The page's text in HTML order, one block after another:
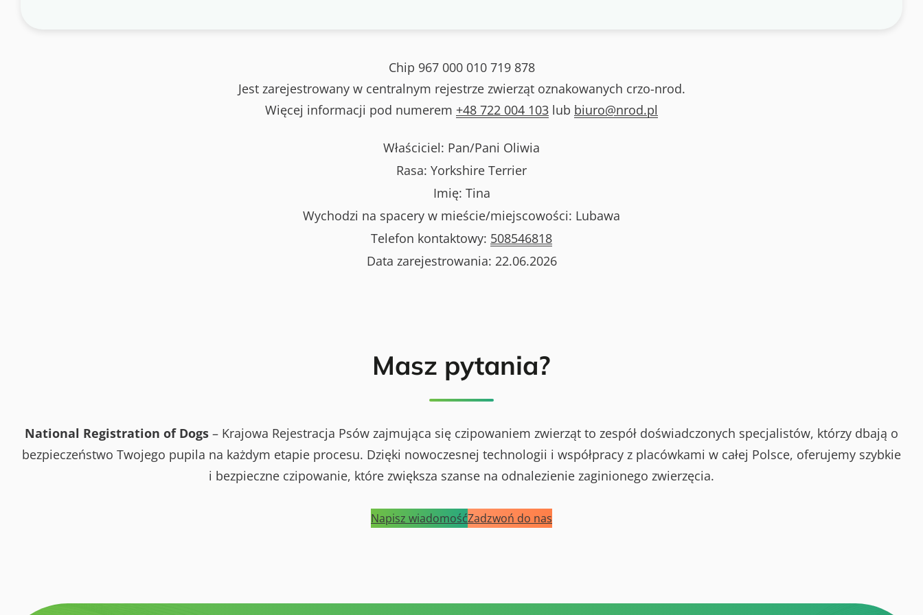
Chip 967 000 010 719 878
Jest zarejestrowany w centralnym rejestrze zwierząt oznakowanych crzo-nrod.
Więcej informacji pod numerem +48 722 004 103 lub biuro@nrod.pl
Właściciel: Pan/Pani Oliwia
Rasa: Yorkshire Terrier
Imię: Tina
Wychodzi na spacery w mieście/miejscowości: Lubawa
Telefon kontaktowy: 508546818
Data zarejestrowania: 22.06.2026
Masz pytania?
National Registration of Dogs – Krajowa Rejestracja Psów zajmująca się czipowaniem zwierząt to zespół doświadczonych specjalistów, którzy dbają o
bezpieczeństwo Twojego pupila na każdym etapie procesu. Dzięki nowoczesnej technologii i współpracy z placówkami w całej Polsce, oferujemy szybkie
i bezpieczne czipowanie, które zwiększa szanse na odnalezienie zaginionego zwierzęcia.
Napisz wiadomośćZadzwoń do nas